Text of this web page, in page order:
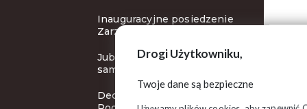
Drogi Użytkowniku,
Twoje dane są bezpieczne
Inauguracyjne posiedzenie
Zarządu Regionu
Jubileusz podlaskiej
samorządności
Decyzje WZD Regionu